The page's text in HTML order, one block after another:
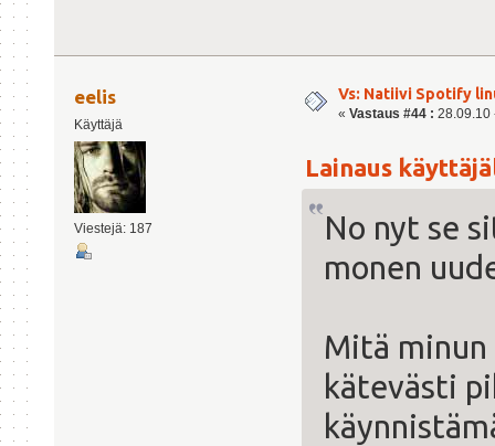
eelis
Käyttäjä
Viestejä: 187
Vs: Natiivi Spotify
« Vastaus #44 : 28.09.10
Lainaus
No nyt se
monen
Mitä
kätevästi